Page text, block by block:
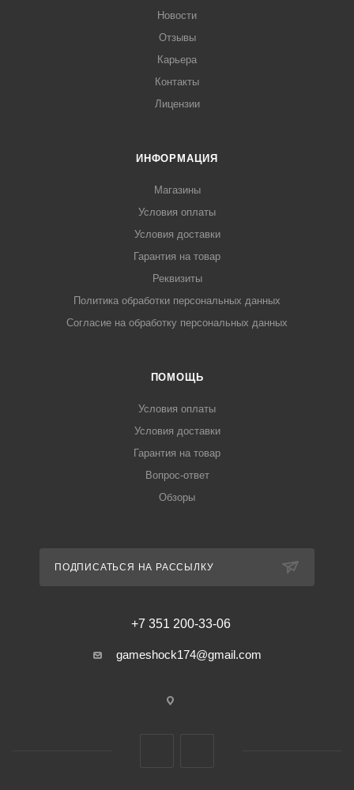
Новости
Отзывы
Карьера
Контакты
Лицензии
ИНФОРМАЦИЯ
Магазины
Условия оплаты
Условия доставки
Гарантия на товар
Реквизиты
Политика обработки персональных данных
Согласие на обработку персональных данных
ПОМОЩЬ
Условия оплаты
Условия доставки
Гарантия на товар
Вопрос-ответ
Обзоры
ПОДПИСАТЬСЯ НА РАССЫЛКУ
+7 351 200-33-06
gameshock174@gmail.com